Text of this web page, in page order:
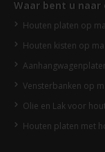
Waar bent u naar
Houten platen op
Houten kisten op
Vensterbanken op
Olie en Lak voor
Houten platen met